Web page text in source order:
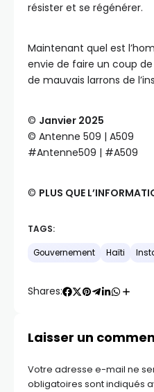
résister et se régénérer.
Maintenant quel est
envie de faire un coup
de mauvais larrons de
©️ Janvier 2025
©️ Antenne 509 | A509
#Antenne509 | #A509
©️ PLUS QUE
TAGS:
Gouvernement Haïti
Shares:
Laisser un
Votre adresse e-mail ne
obligatoires sont indiqués